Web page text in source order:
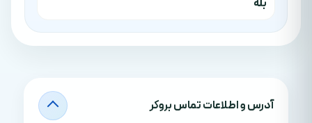
آدرس‌ و اطلاعات تماس بروکر